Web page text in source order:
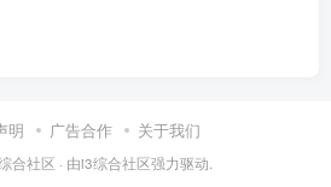
明 广告合作 关于我们
合社区 · 由i3综合社区强力驱动.